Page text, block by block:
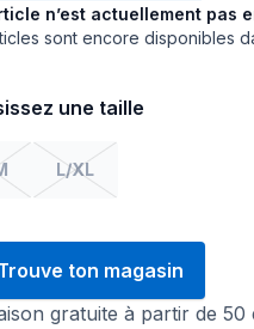
n’est actuellement pas
sont encore disponibles
une taille
L/XL
ton magasin
gratuite à partir de 50